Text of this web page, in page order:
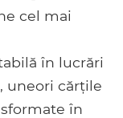
cel mai
în lucrări
uneori cărțile
în